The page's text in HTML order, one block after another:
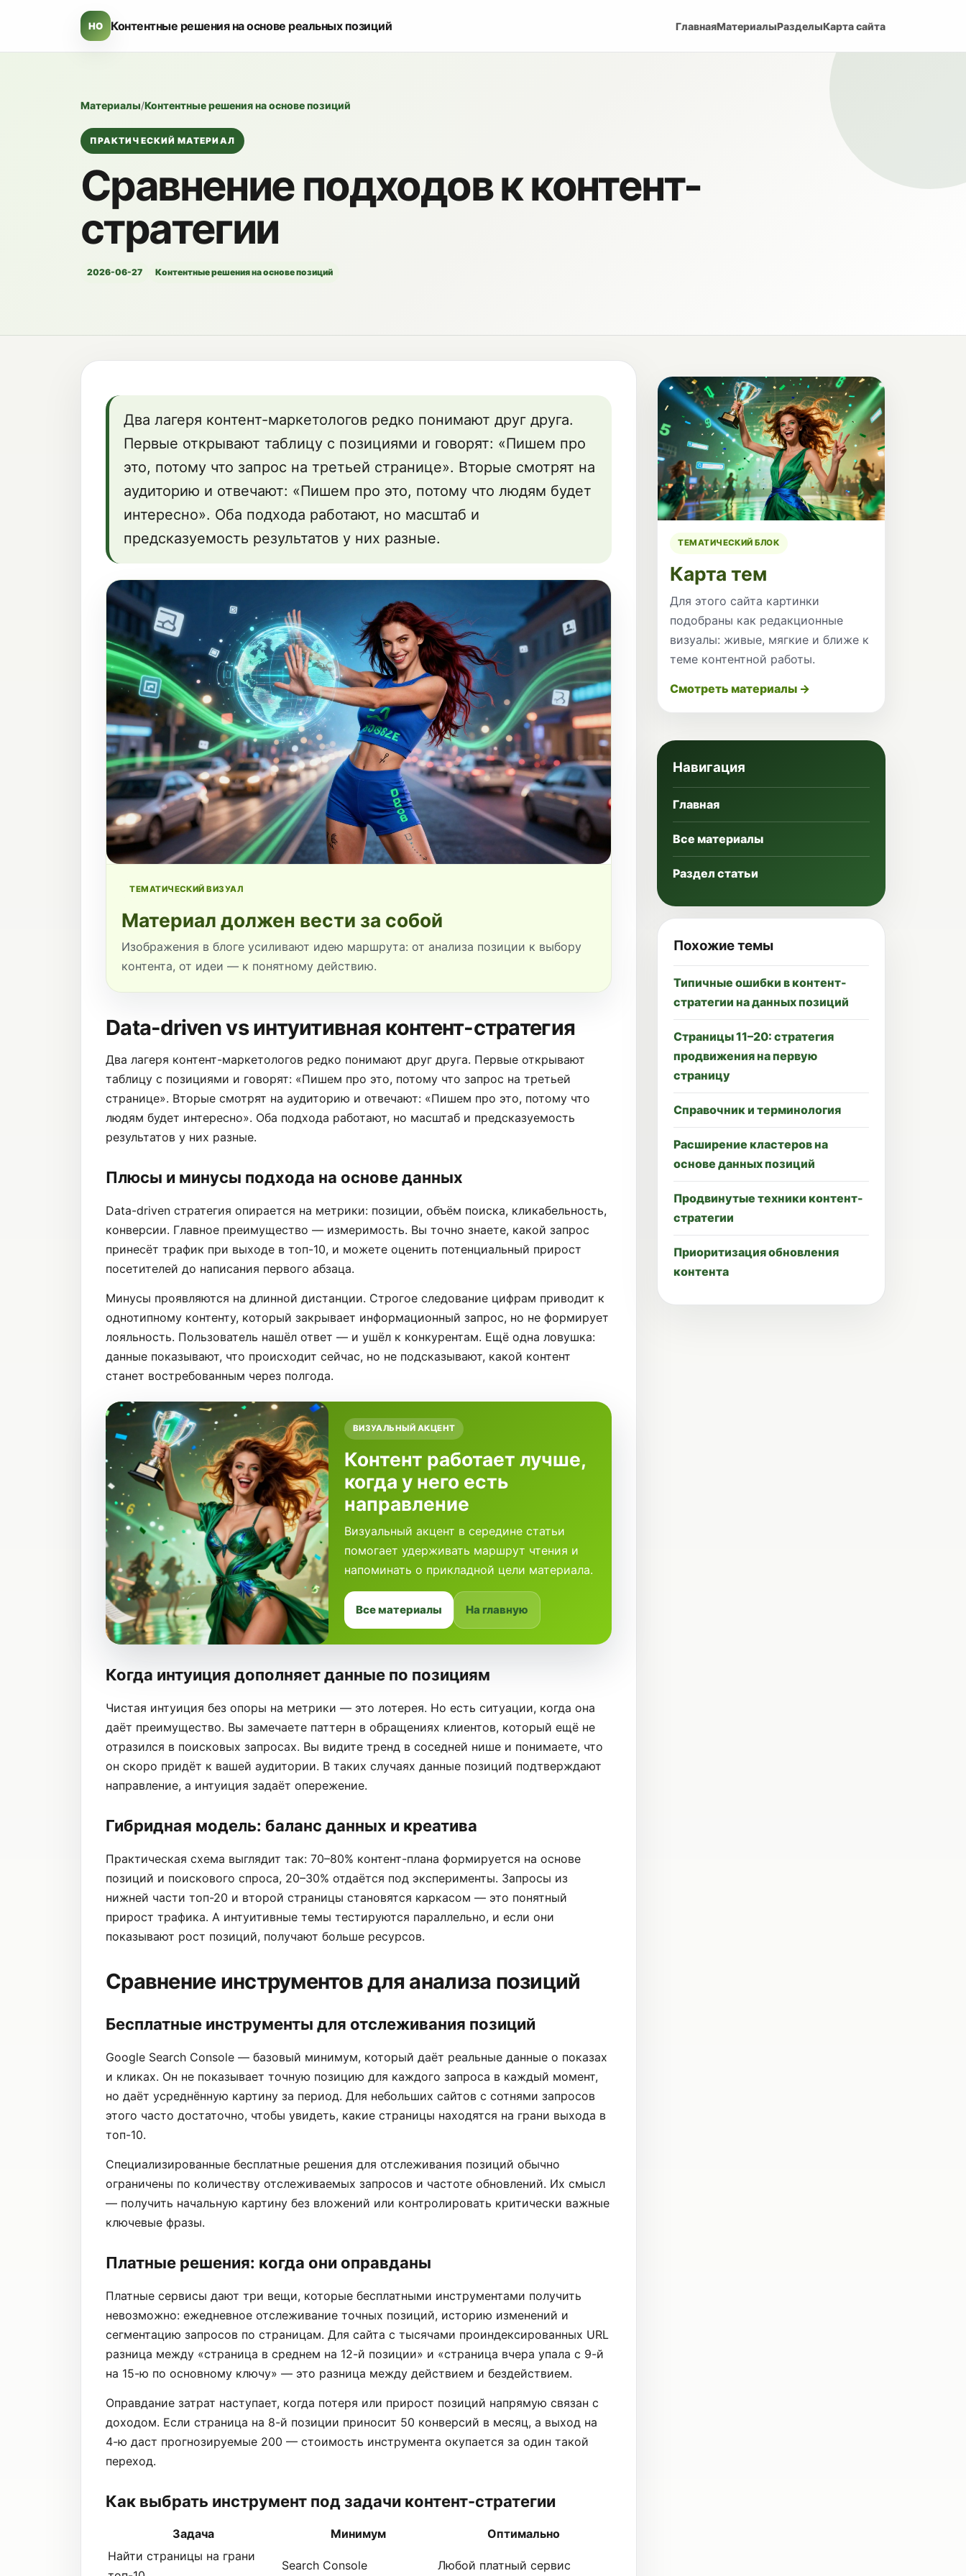
HO Контентные решения на основе реальных позиций ГлавнаяМатериалыРазделыКарта сайта
Материалы/Контентные решения на основе позиций
ПРАКТИЧЕСКИЙ МАТЕРИАЛ
Сравнение подходов к контент-
стратегии
2026-06-27 Контентные решения на основе позиций
Два лагеря контент-маркетологов редко понимают друг друга.
Первые открывают таблицу с позициями и говорят: «Пишем про
это, потому что запрос на третьей странице». Вторые смотрят на
аудиторию и отвечают: «Пишем про это, потому что людям будет
интересно». Оба подхода работают, но масштаб и
предсказуемость результатов у них разные.
ТЕМАТИЧЕСКИЙ ВИЗУАЛ
Материал должен вести за собой
Изображения в блоге усиливают идею маршрута: от анализа позиции к выбору
контента, от идеи — к понятному действию.
Data-driven vs интуитивная контент-стратегия
Два лагеря контент-маркетологов редко понимают друг друга. Первые открывают
таблицу с позициями и говорят: «Пишем про это, потому что запрос на третьей
странице». Вторые смотрят на аудиторию и отвечают: «Пишем про это, потому что
людям будет интересно». Оба подхода работают, но масштаб и предсказуемость
результатов у них разные.
Плюсы и минусы подхода на основе данных
Data-driven стратегия опирается на метрики: позиции, объём поиска, кликабельность,
конверсии. Главное преимущество — измеримость. Вы точно знаете, какой запрос
принесёт трафик при выходе в топ-10, и можете оценить потенциальный прирост
посетителей до написания первого абзаца.
Минусы проявляются на длинной дистанции. Строгое следование цифрам приводит к
однотипному контенту, который закрывает информационный запрос, но не формирует
лояльность. Пользователь нашёл ответ — и ушёл к конкурентам. Ещё одна ловушка:
данные показывают, что происходит сейчас, но не подсказывают, какой контент
станет востребованным через полгода.
ВИЗУАЛЬНЫЙ АКЦЕНТ
Контент работает лучше,
когда у него есть
направление
Визуальный акцент в середине статьи
помогает удерживать маршрут чтения и
напоминать о прикладной цели материала.
Все материалы На главную
Когда интуиция дополняет данные по позициям
Чистая интуиция без опоры на метрики — это лотерея. Но есть ситуации, когда она
даёт преимущество. Вы замечаете паттерн в обращениях клиентов, который ещё не
отразился в поисковых запросах. Вы видите тренд в соседней нише и понимаете, что
он скоро придёт к вашей аудитории. В таких случаях данные позиций подтверждают
направление, а интуиция задаёт опережение.
Гибридная модель: баланс данных и креатива
Практическая схема выглядит так: 70–80% контент-плана формируется на основе
позиций и поискового спроса, 20–30% отдаётся под эксперименты. Запросы из
нижней части топ-20 и второй страницы становятся каркасом — это понятный
прирост трафика. А интуитивные темы тестируются параллельно, и если они
показывают рост позиций, получают больше ресурсов.
Сравнение инструментов для анализа позиций
Бесплатные инструменты для отслеживания позиций
Google Search Console — базовый минимум, который даёт реальные данные о показах
и кликах. Он не показывает точную позицию для каждого запроса в каждый момент,
но даёт усреднённую картину за период. Для небольших сайтов с сотнями запросов
этого часто достаточно, чтобы увидеть, какие страницы находятся на грани выхода в
топ-10.
Специализированные бесплатные решения для отслеживания позиций обычно
ограничены по количеству отслеживаемых запросов и частоте обновлений. Их смысл
— получить начальную картину без вложений или контролировать критически важные
ключевые фразы.
Платные решения: когда они оправданы
Платные сервисы дают три вещи, которые бесплатными инструментами получить
невозможно: ежедневное отслеживание точных позиций, историю изменений и
сегментацию запросов по страницам. Для сайта с тысячами проиндексированных URL
разница между «страница в среднем на 12-й позиции» и «страница вчера упала с 9-й
на 15-ю по основному ключу» — это разница между действием и бездействием.
Оправдание затрат наступает, когда потеря или прирост позиций напрямую связан с
доходом. Если страница на 8-й позиции приносит 50 конверсий в месяц, а выход на
4-ю даст прогнозируемые 200 — стоимость инструмента окупается за один такой
переход.
Как выбрать инструмент под задачи контент-стратегии
Задача Минимум
Оптимально
Найти страницы на грани
Search Console Любой платный сервис
ТЕМАТИЧЕСКИЙ БЛОК
Карта тем
Для этого сайта картинки
подобраны как редакционные
визуалы: живые, мягкие и ближе к
теме контентной работы.
Смотреть материалы →
Навигация
Главная
Все материалы
Раздел статьи
Похожие темы
Типичные ошибки в контент-
стратегии на данных позиций
Страницы 11–20: стратегия
продвижения на первую
страницу
Справочник и терминология
Расширение кластеров на
основе данных позиций
Продвинутые техники контент-
стратегии
Приоритизация обновления
контента